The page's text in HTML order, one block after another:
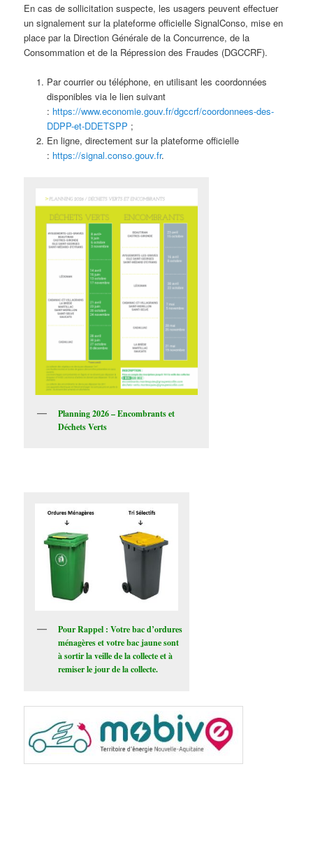
En cas de sollicitation suspecte, les usagers peuvent effectuer
un signalement sur la plateforme officielle SignalConso, mise en
place par la Direction Générale de la Concurrence, de la
Consommation et de la Répression des Fraudes (DGCCRF).
Par courrier ou téléphone, en utilisant les coordonnées
disponibles via le lien suivant
: https://www.economie.gouv.fr/dgccrf/coordonnees-des-
DDPP-et-DDETSPP ;
En ligne, directement sur la plateforme officielle
: https://signal.conso.gouv.fr.
Planning 2026 – Encombrants et
Déchets Verts
Pour Rappel : Votre bac d’ordures
ménagères et votre bac jaune sont
à sortir la veille de la collecte et à
remiser le jour de la collecte.